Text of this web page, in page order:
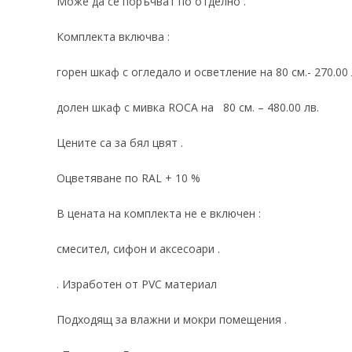
Комплекта включва :
горен шкаф с огледало и осветление на 80 см.- 270.00
долен шкаф с мивка ROCA на 80 см. – 480.00 лв.
Цените са за бял цвят .
Оцветяване по RAL + 10 %
В цената на комплекта не е включен :
смесител, сифон и аксесоари .
. Изработен от PVC материал
Подходящ за влажни и мокри помещения .